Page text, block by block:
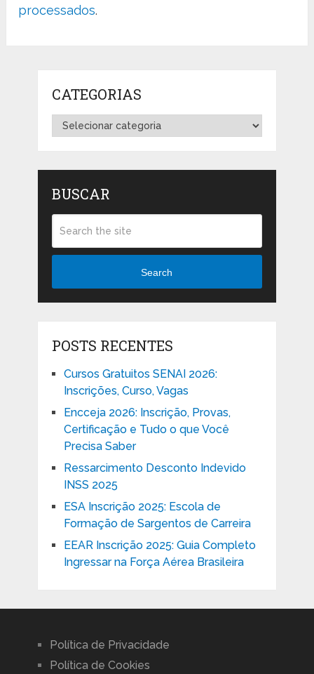
processados.
CATEGORIAS
Categorias
BUSCAR
Search
POSTS RECENTES
Cursos Gratuitos SENAI 2026:
Inscrições, Curso, Vagas
Encceja 2026: Inscrição, Provas,
Certificação e Tudo o que Você
Precisa Saber
Ressarcimento Desconto Indevido
INSS 2025
ESA Inscrição 2025: Escola de
Formação de Sargentos de Carreira
EEAR Inscrição 2025: Guia Completo
Ingressar na Força Aérea Brasileira
Política de Privacidade
Política de Cookies